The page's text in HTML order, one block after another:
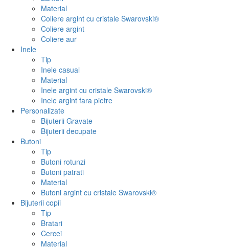
Material
Coliere argint cu cristale Swarovski®
Coliere argint
Coliere aur
Inele
Tip
Inele casual
Material
Inele argint cu cristale Swarovski®
Inele argint fara pietre
Personalizate
Bijuterii Gravate
Bijuterii decupate
Butoni
Tip
Butoni rotunzi
Butoni patrati
Material
Butoni argint cu cristale Swarovski®
Bijuterii copii
Tip
Bratari
Cercei
Material